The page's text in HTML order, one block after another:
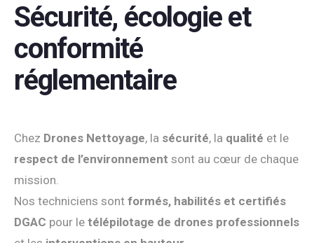
Sécurité, écologie et
conformité
réglementaire
Chez Drones Nettoyage, la sécurité, la qualité et le
respect de l’environnement sont au cœur de chaque
mission.
Nos techniciens sont formés, habilités et certifiés
DGAC pour le télépilotage de drones professionnels